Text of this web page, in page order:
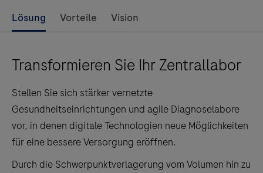
Lösung Vorteile Vision
Transformieren Sie Ihr Zentrallabor
Stellen Sie sich stärker vernetzte
Gesundheitseinrichtungen und agile Diagnoselabore
vor, in denen digitale Technologien neue Möglichkeiten
für eine bessere Versorgung eröffnen.
Durch die Schwerpunktverlagerung vom Volumen hin zu